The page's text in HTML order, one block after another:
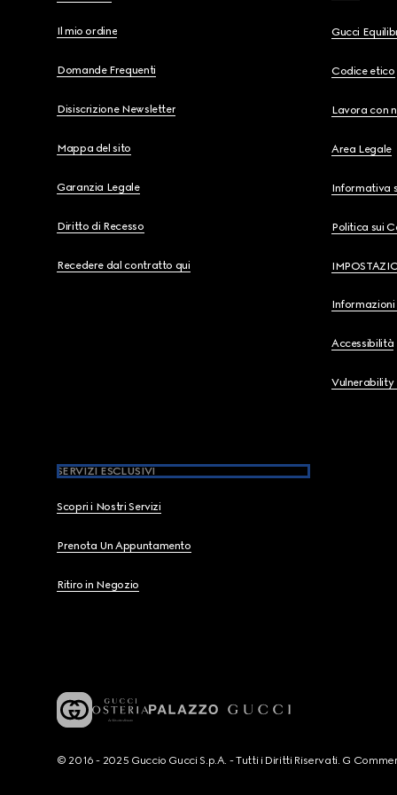
Il mio ordine
Domande Frequenti
Disiscrizione Newsletter
Mappa del sito
Garanzia Legale
Diritto di Recesso
Recedere dal contratto qui
Gucci
Codice etico
Lavora con
Area Legale
Informativa
Politica sui
Informazioni
Accessibilità
Vulnerability
SERVIZI ESCLUSIVI
Scopri i Nostri Servizi
Prenota Un Appuntamento
Ritiro in Negozio
© 2016 - 2025 Guccio Gucci S.p.A. - Tutti i Diritti Riservati. G